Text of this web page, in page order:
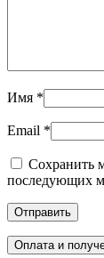
Имя *
Email *
Сохранить
последующих
Оплата и